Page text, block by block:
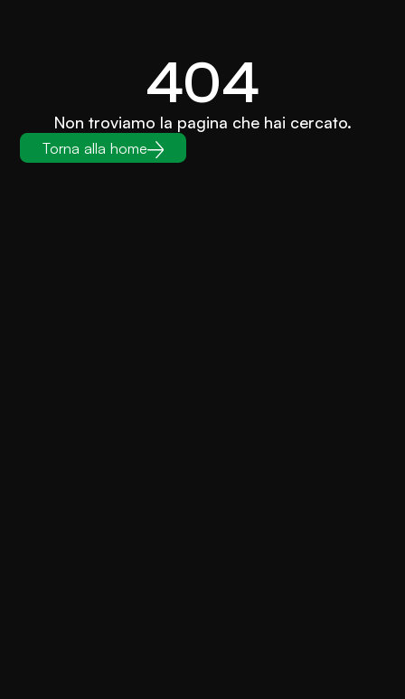
404
Non troviamo la pagina che hai cercato.
Torna alla home